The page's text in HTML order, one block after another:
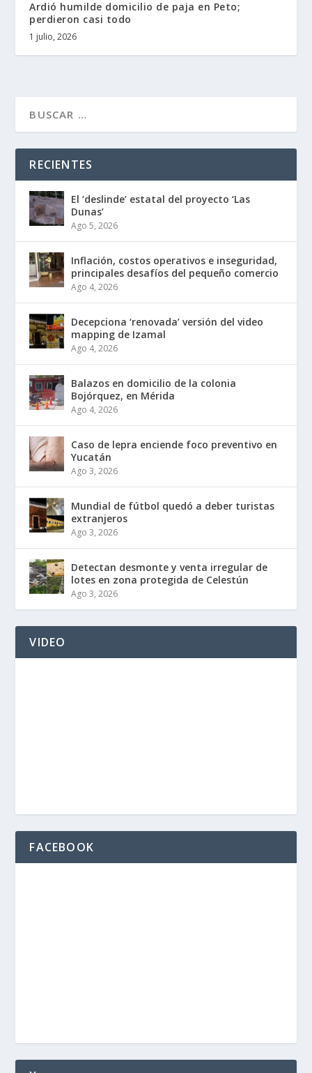
Ardió humilde domicilio de paja en Peto;
perdieron casi todo
1 julio, 2026
RECIENTES
El ‘deslinde’ estatal del proyecto ‘Las
Dunas’
Ago 5, 2026
Inflación, costos operativos e inseguridad,
principales desafíos del pequeño comercio
Ago 4, 2026
Decepciona ‘renovada’ versión del video
mapping de Izamal
Ago 4, 2026
Balazos en domicilio de la colonia
Bojórquez, en Mérida
Ago 4, 2026
Caso de lepra enciende foco preventivo en
Yucatán
Ago 3, 2026
Mundial de fútbol quedó a deber turistas
extranjeros
Ago 3, 2026
Detectan desmonte y venta irregular de
lotes en zona protegida de Celestún
Ago 3, 2026
VIDEO
FACEBOOK